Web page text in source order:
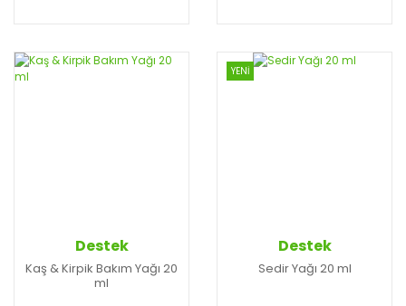
Destek
Kaş & Kirpik Bakım Yağı 20
ml
YENİ
Destek
Sedir Yağı 20 ml